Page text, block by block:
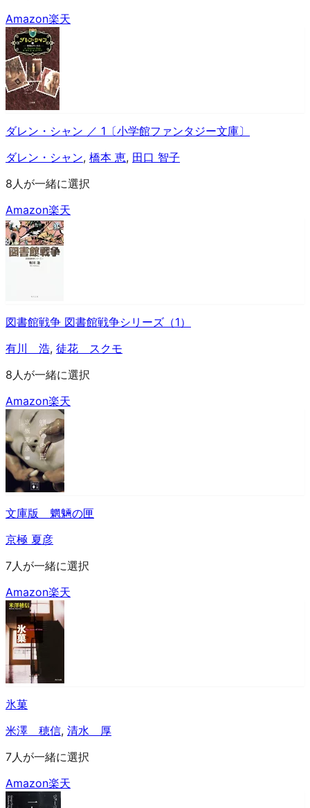
Amazon楽天
ダレン・シャン ／ 1〔小学館ファンタジー文庫〕
ダレン・シャン, 橋本 恵, 田口 智子
8人が一緒に選択
Amazon楽天
図書館戦争 図書館戦争シリーズ（1）
有川 浩, 徒花 スクモ
8人が一緒に選択
Amazon楽天
文庫版 魍魎の匣
京極 夏彦
7人が一緒に選択
Amazon楽天
氷菓
米澤 穂信, 清水 厚
7人が一緒に選択
Amazon楽天